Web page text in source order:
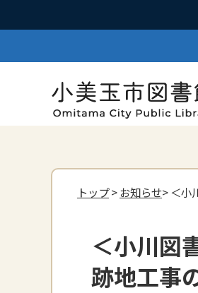
トップ>お知らせ> ＜小
＜小川図
跡地工事